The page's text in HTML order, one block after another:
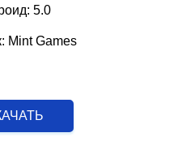
5.0
Mint Games